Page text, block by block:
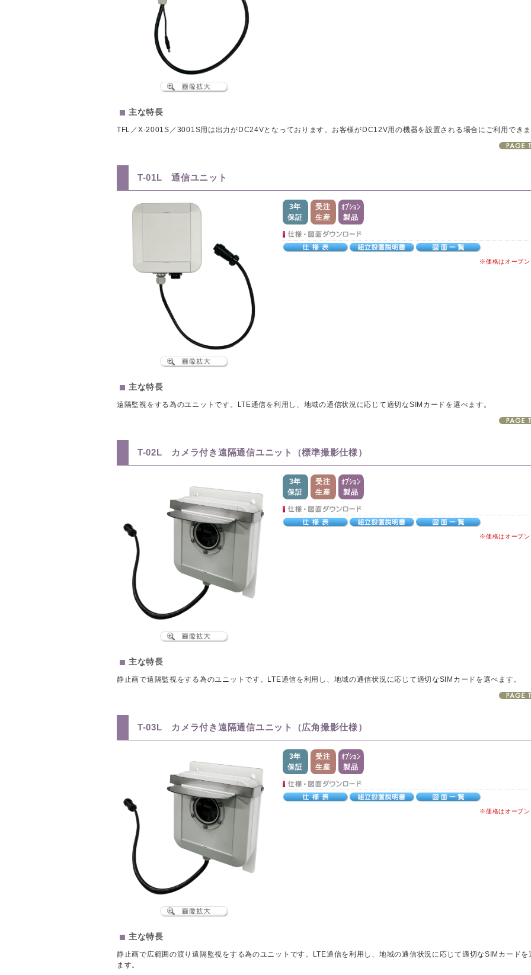
主な特長
TFL／X-2001S／3001S用は出力がDC24Vとなっております。お客様がDC12V用の機器を設置される場合にご利用でき
T-01L 通信ユニット
3年
保証
受注
生産
オプション
製品
※価格はオープン
主な特長
遠隔監視をする為のユニットです。LTE通信を利用し、地域の通信状況に応じて適切なSIMカードを選べます。
T-02L カメラ付き遠隔通信ユニット（標準撮影仕様）
3年
保証
受注
生産
オプション
製品
※価格はオープン
主な特長
静止画で遠隔監視をする為のユニットです。LTE通信を利用し、地域の通信状況に応じて適切なSIMカードを選べます。
T-03L カメラ付き遠隔通信ユニット（広角撮影仕様）
3年
保証
受注
生産
オプション
製品
※価格はオープン
主な特長
静止画で広範囲の渡り遠隔監視をする為のユニットです。LTE通信を利用し、地域の通信状況に応じて適切なSIMカードを
ます。